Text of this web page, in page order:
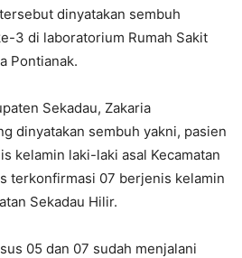
dinyatakan sembuh
3 di laboratorium Rumah Sakit
Pontianak.
Sekadau, Zakaria
dinyatakan sembuh yakni, pasien
kelamin laki-laki asal Kecamatan
terkonfirmasi 07 berjenis kelamin
Sekadau Hilir.
05 dan 07 sudah menjalani